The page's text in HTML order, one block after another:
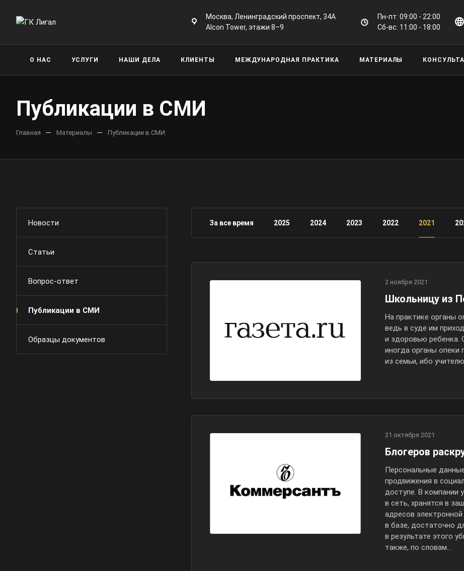
Москва, Ленинградский проспект, 34А
Alcon Tower, этажи 8–9
Пн-пт: 09:00 - 22:00
Сб-вс: 11:00 - 18:00
О НАС УСЛУГИ НАШИ ДЕЛА КЛИЕНТЫ МЕЖДУНАРОДНАЯ ПРАКТИКА МАТЕРИАЛЫ
Публикации в СМИ
Главная — Материалы — Публикации в СМИ
За все время 2025 2024 2023 2022 2021
2 ноября 2021
Школьницу из
На практике органы
ведь в суде им
и здоровью ребенка.
иногда органы опеки
из семьи, ибо
21 октября 2021
Блогеров
Персональные
продвижения в
доступе. В компании
в сеть, хранятся в
адресов
в базе, достаточно
в результате этого
также, по словам...
Новости
Статьи
Вопрос-ответ
Публикации в СМИ
Образцы документов